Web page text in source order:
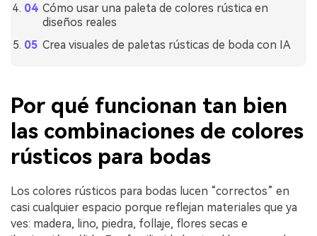
Cómo usar una paleta de colores rústica en
diseños reales
Crea visuales de paletas rústicas de boda con IA
Por qué funcionan tan bien
las combinaciones de colores
rústicos para bodas
Los colores rústicos para bodas lucen “correctos” en
casi cualquier espacio porque reflejan materiales que ya
ves: madera, lino, piedra, follaje, flores secas e